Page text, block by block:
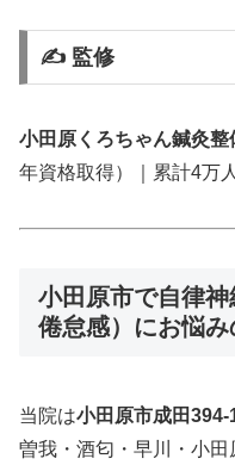
✍️ 監修
小田原くろちゃん鍼灸整
年資格取得）｜累計4万
小田原市で自律神
倦怠感）にお悩み
当院は小田原市成田394-
曽我・酒匂・早川・小